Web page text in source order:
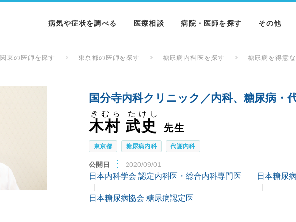
病気や症状を調べる
検査を調べる
医療相談 病院・医師を探す その他
関東の医師を探す 東京都の医師を探す 糖尿病内科医を探す 糖尿病を得意
国分寺内科クリニック／内科、糖尿病・
木村 武史
きむら たけし
先生
東京都 糖尿病内科 代謝内科
公開日 2020/09/01
日本内科学会 認定内科医・総合内科専門医 日本糖尿
日本糖尿病協会 糖尿病認定医